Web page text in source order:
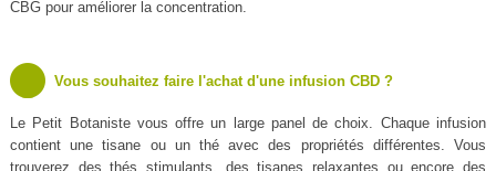
CBG pour améliorer la concentration.
Vous souhaitez faire l'achat d'une infusion CBD ?
Le Petit Botaniste vous offre un large panel de choix. Chaque infusion
contient une tisane ou un thé avec des propriétés différentes. Vous
trouverez des thés stimulants, des tisanes relaxantes ou encore des